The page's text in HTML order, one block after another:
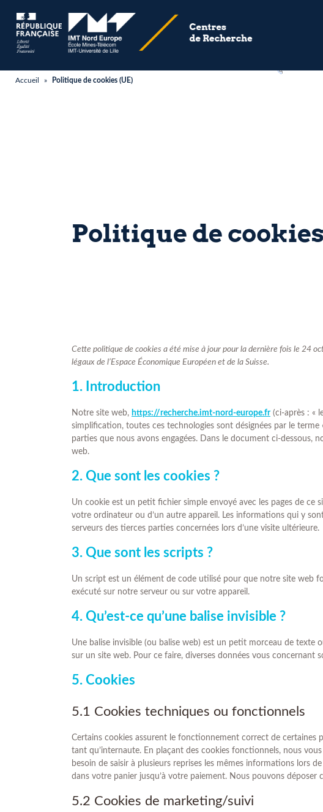
Accueil » Politique de cookies (UE)
Politique de
Cette politique de cookies a été mise à jour pour la dernière fois le 24
légaux de l’Espace Économique Européen et de la Suisse.
1. Introduction
Notre site web, https://recherche.imt-nord-europe.fr(ci-après : «
simplification, toutes ces technologies sont désignées par le
parties que nous avons engagées. Dans le document ci-dessous,
web.
2. Que sont les cookies ?
Un cookie est un petit fichier simple envoyé avec les pages de
votre ordinateur ou d’un autre appareil. Les informations qui y
serveurs des tierces parties concernées lors d’une visite ultérieure.
3. Que sont les scripts ?
Un script est un élément de code utilisé pour que notre site web
exécuté sur notre serveur ou sur votre appareil.
4. Qu’est-ce qu’une balise invisible ?
Une balise invisible (ou balise web) est un petit morceau de texte
sur un site web. Pour ce faire, diverses données vous concernant
5. Cookies
5.1 Cookies techniques ou fonctionnels
Certains cookies assurent le fonctionnement correct de certaines
tant qu’internaute. En plaçant des cookies fonctionnels, nous
besoin de saisir à plusieurs reprises les mêmes informations lors
dans votre panier jusqu’à votre paiement. Nous pouvons déposer
5.2 Cookies de marketing/suivi